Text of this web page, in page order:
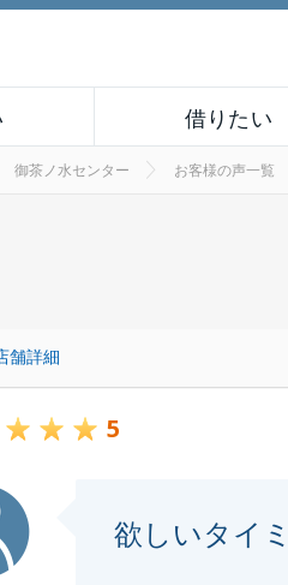
借りたい
御茶ノ水センター お客様の声一覧
舗詳細
5
欲しいタイ